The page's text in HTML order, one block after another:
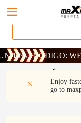
· CÓDIGO:
· CÓDIGO:
· CÓDIGO:
Enjoy
go to
DESCRIPCIÓN